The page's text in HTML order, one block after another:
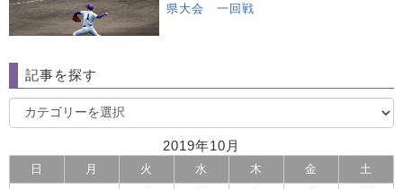
県大会 一回戦
記事を探す
2019年10月
日 月 火 水 木 金 土